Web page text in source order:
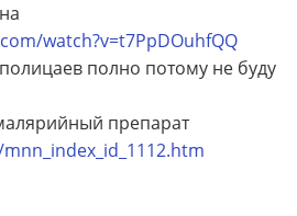
watch?v=t7PpDOuhfQQ
полно потому не буду
препарат